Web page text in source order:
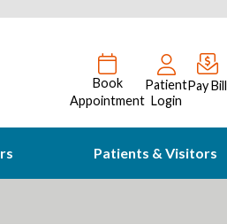
Book
Appointment
Patient
Login
Pay Bill
Patients & Visitors